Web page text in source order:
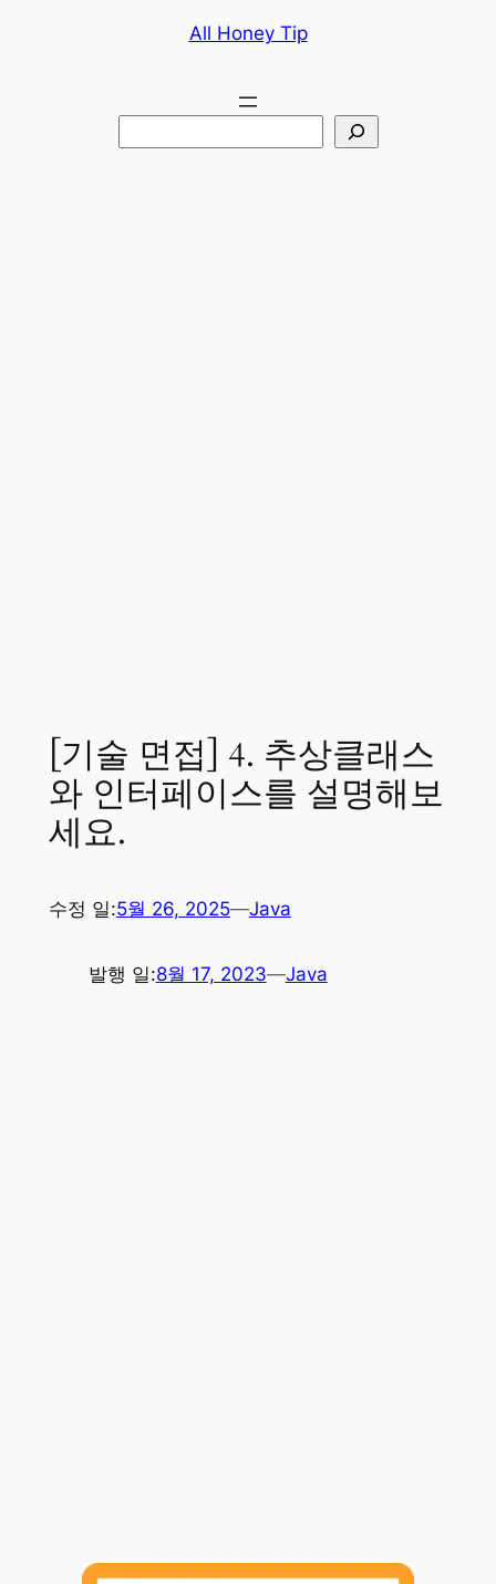
All Honey Tip
[기술 면접] 4. 추상클래스
와 인터페이스를 설명해보
세요.
수정 일:5월 26, 2025—Java
발행 일:8월 17, 2023—Java